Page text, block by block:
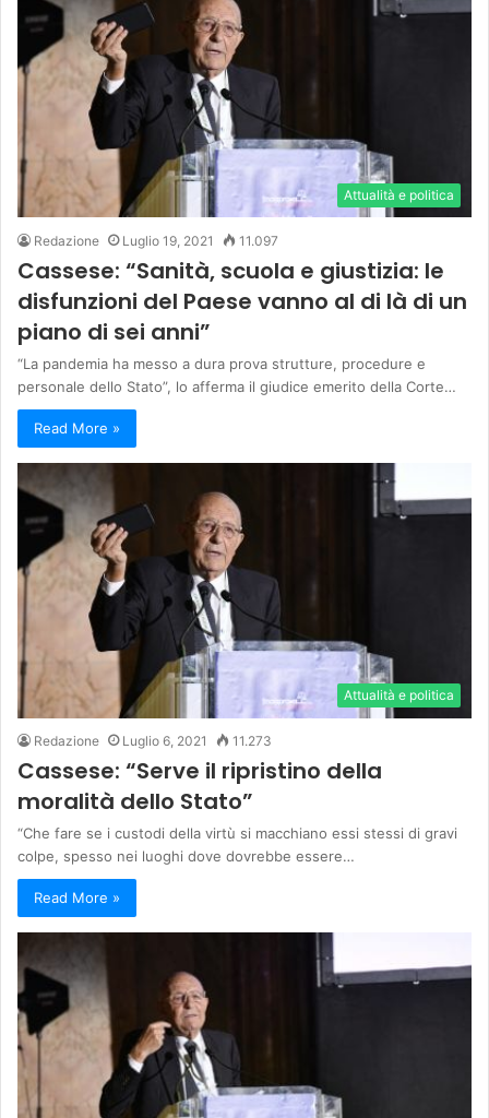
Attualità e politica
Redazione Luglio 19, 2021 11.097
Cassese: “Sanità, scuola e giustizia: le
disfunzioni del Paese vanno al di là di un
piano di sei anni”
“La pandemia ha messo a dura prova strutture, procedure e
personale dello Stato”, lo afferma il giudice emerito della Corte…
Read More »
Attualità e politica
Redazione Luglio 6, 2021 11.273
Cassese: “Serve il ripristino della
moralità dello Stato”
“Che fare se i custodi della virtù si macchiano essi stessi di gravi
colpe, spesso nei luoghi dove dovrebbe essere…
Read More »